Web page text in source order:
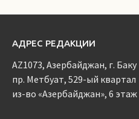
АДРЕС РЕДАКЦИИ
AZ1073, Азербайджан, г. Баку
пр. Метбуат, 529-ый квартал
из-во «Азербайджан», 6 этаж